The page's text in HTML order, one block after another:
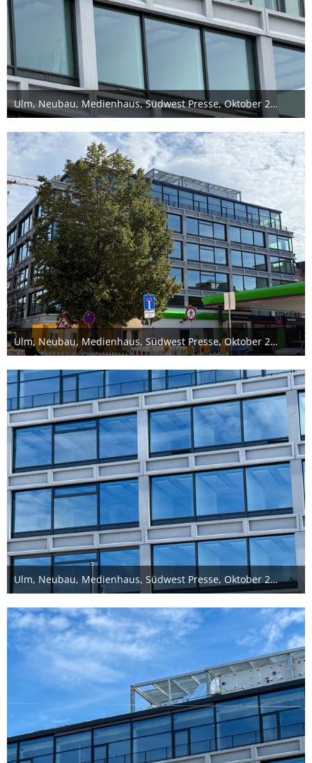
Ulm, Neubau, Medienhaus, Südwest Presse, Oktober 2025
11. Oktober 2025
Ulm, Neubau, Medienhaus, Südwest Presse, Oktober 2025
11. Oktober 2025
Ulm, Neubau, Medienhaus, Südwest Presse, Oktober 2025
11. Oktober 2025